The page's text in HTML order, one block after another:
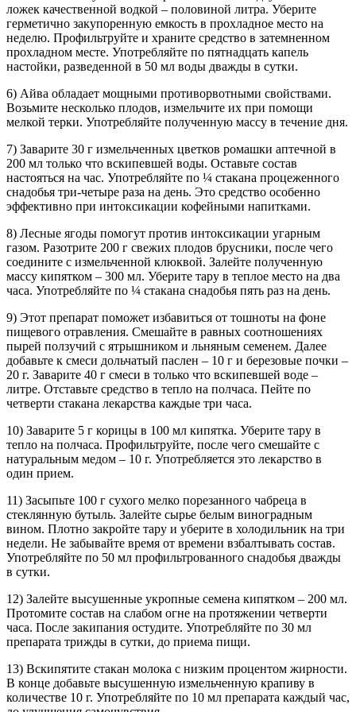
ложек качественной водкой – половиной литра. Уберите
герметично закупоренную емкость в прохладное место на
неделю. Профильтруйте и храните средство в затемненном
прохладном месте. Употребляйте по пятнадцать капель
настойки, разведенной в 50 мл воды дважды в сутки.
6) Айва обладает мощными противорвотными свойствами.
Возьмите несколько плодов, измельчите их при помощи
мелкой терки. Употребляйте полученную массу в течение дня.
7) Заварите 30 г измельченных цветков ромашки аптечной в
200 мл только что вскипевшей воды. Оставьте состав
настояться на час. Употребляйте по ¼ стакана процеженного
снадобья три-четыре раза на день. Это средство особенно
эффективно при интоксикации кофейными напитками.
8) Лесные ягоды помогут против интоксикации угарным
газом. Разотрите 200 г свежих плодов брусники, после чего
соедините с измельченной клюквой. Залейте полученную
массу кипятком – 300 мл. Уберите тару в теплое место на два
часа. Употребляйте по ¼ стакана снадобья пять раз на день.
9) Этот препарат поможет избавиться от тошноты на фоне
пищевого отравления. Смешайте в равных соотношениях
пырей ползучий с ятрышником и льняным семенем. Далее
добавьте к смеси дольчатый паслен – 10 г и березовые почки –
20 г. Заварите 40 г смеси в только что вскипевшей воде –
литре. Отставьте средство в тепло на полчаса. Пейте по
четверти стакана лекарства каждые три часа.
10) Заварите 5 г корицы в 100 мл кипятка. Уберите тару в
тепло на полчаса. Профильтруйте, после чего смешайте с
натуральным медом – 10 г. Употребляется это лекарство в
один прием.
11) Засыпьте 100 г сухого мелко порезанного чабреца в
стеклянную бутыль. Залейте сырье белым виноградным
вином. Плотно закройте тару и уберите в холодильник на три
недели. Не забывайте время от времени взбалтывать состав.
Употребляйте по 50 мл профильтрованного снадобья дважды
в сутки.
12) Залейте высушенные укропные семена кипятком – 200 мл.
Протомите состав на слабом огне на протяжении четверти
часа. После закипания остудите. Употребляйте по 30 мл
препарата трижды в сутки, до приема пищи.
13) Вскипятите стакан молока с низким процентом жирности.
В конце добавьте высушенную измельченную крапиву в
количестве 10 г. Употребляйте по 10 мл препарата каждый час,